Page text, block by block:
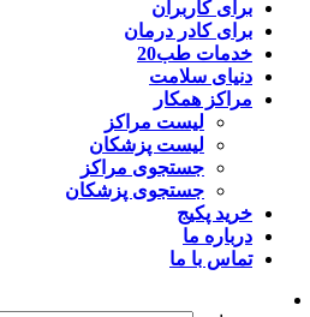
برای کاربران
برای کادر درمان
خدمات طب20
دنیای سلامت
مراکز همکار
لیست مراکز
لیست پزشکان
جستجوی مراکز
جستجوی پزشکان
خرید پکیج
درباره ما
تماس با ما